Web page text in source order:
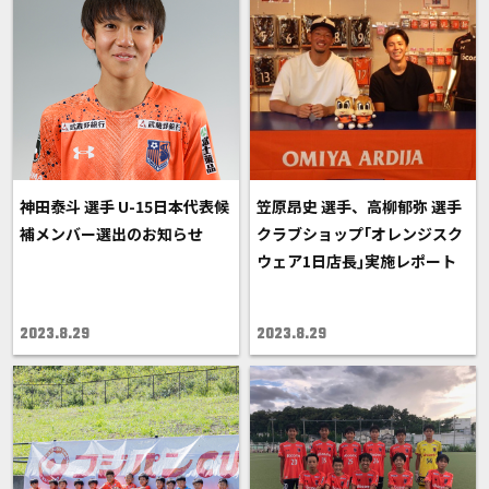
神田泰斗 選手 U-15日本代表候
補メンバー選出のお知らせ
2023.8.29
笠原昂史 選手、高柳郁弥 選手
クラブショップ｢オレンジスク
ウェア1日店長｣実施レポート
2023.8.29